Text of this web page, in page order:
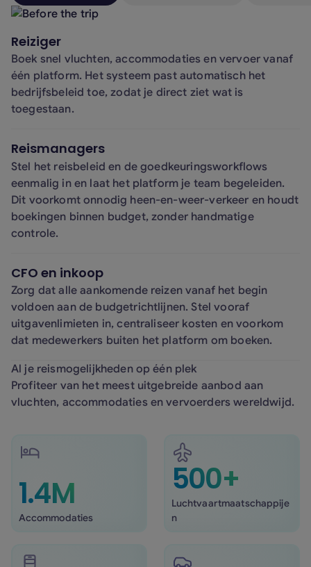
Reiziger
Boek snel vluchten, accommodaties en vervoer vanaf
één platform. Het systeem past automatisch het
bedrijfsbeleid toe, zodat je direct ziet wat is
toegestaan.
Reismanagers
Stel het reisbeleid en de goedkeuringsworkflows
eenmalig in en laat het platform je team begeleiden.
Dit voorkomt onnodig heen-en-weer-verkeer en houdt
boekingen binnen budget, zonder handmatige
controle.
CFO en inkoop
Zorg dat alle aankomende reizen vanaf het begin
voldoen aan de budgetrichtlijnen. Stel vooraf
uitgavenlimieten in, centraliseer kosten en voorkom
dat medewerkers buiten het platform om boeken.
Al je reismogelijkheden op één plek
Profiteer van het meest uitgebreide aanbod aan
vluchten, accommodaties en vervoerders wereldwijd.
1.4M
Accommodaties
500+
Luchtvaartmaatschappije
n